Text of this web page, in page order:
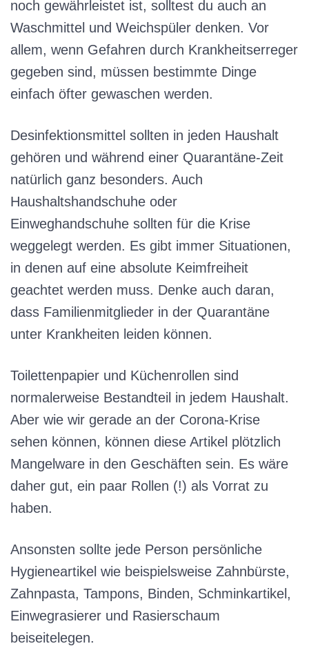
noch gewährleistet ist, solltest du auch an
Waschmittel und Weichspüler denken. Vor
allem, wenn Gefahren durch Krankheitserreger
gegeben sind, müssen bestimmte Dinge
einfach öfter gewaschen werden.
Desinfektionsmittel sollten in jeden Haushalt
gehören und während einer Quarantäne-Zeit
natürlich ganz besonders. Auch
Haushaltshandschuhe oder
Einweghandschuhe sollten für die Krise
weggelegt werden. Es gibt immer Situationen,
in denen auf eine absolute Keimfreiheit
geachtet werden muss. Denke auch daran,
dass Familienmitglieder in der Quarantäne
unter Krankheiten leiden können.
Toilettenpapier und Küchenrollen sind
normalerweise Bestandteil in jedem Haushalt.
Aber wie wir gerade an der Corona-Krise
sehen können, können diese Artikel plötzlich
Mangelware in den Geschäften sein. Es wäre
daher gut, ein paar Rollen (!) als Vorrat zu
haben.
Ansonsten sollte jede Person persönliche
Hygieneartikel wie beispielsweise Zahnbürste,
Zahnpasta, Tampons, Binden, Schminkartikel,
Einwegrasierer und Rasierschaum
beiseitelegen.